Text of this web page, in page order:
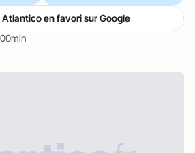
en favori sur Google